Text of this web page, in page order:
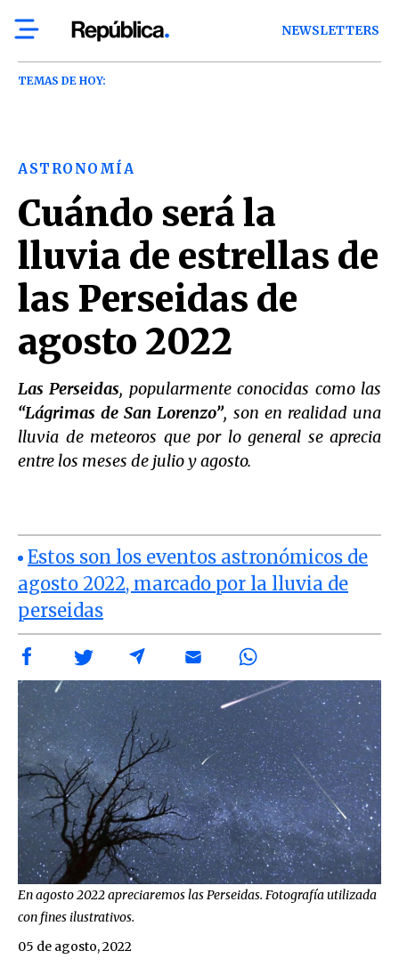
NEWSLETTERS
TEMAS DE HOY:
ASTRONOMÍA
Cuándo será la
lluvia de estrellas de
las Perseidas de
agosto 2022
Las Perseidas, popularmente conocidas como las
“Lágrimas de San Lorenzo”, son en realidad una
lluvia de meteoros que por lo general se aprecia
entre los meses de julio y agosto.
Estos son los eventos astronómicos de
agosto 2022, marcado por la lluvia de
perseidas
En agosto 2022 apreciaremos las Perseidas. Fotografía utilizada
con fines ilustrativos.
05 de agosto, 2022